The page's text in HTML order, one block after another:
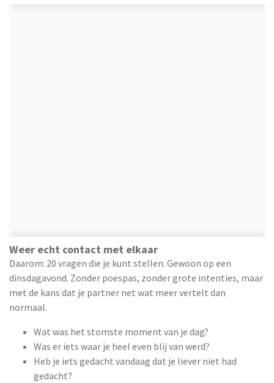
Weer echt contact met elkaar
Daarom: 20 vragen die je kunt stellen. Gewoon op een
dinsdagavond. Zonder poespas, zonder grote intenties, maar
met de kans dat je partner net wat meer vertelt dan
normaal.
Wat was het stomste moment van je dag?
Was er iets waar je heel even blij van werd?
Heb je iets gedacht vandaag dat je liever niet had
gedacht?